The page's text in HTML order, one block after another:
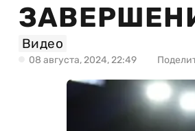
Видео
08 августа, 2024, 22:49